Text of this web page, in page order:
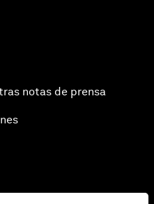
notas de prensa